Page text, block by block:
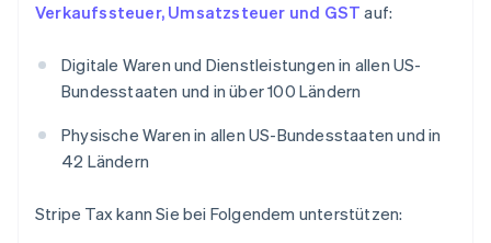
Verkaufssteuer, Umsatzsteuer und GST auf:
Digitale Waren und Dienstleistungen in allen US-
Bundesstaaten und in über 100 Ländern
Physische Waren in allen US-Bundesstaaten und in
42 Ländern
Stripe Tax kann Sie bei Folgendem unterstützen: